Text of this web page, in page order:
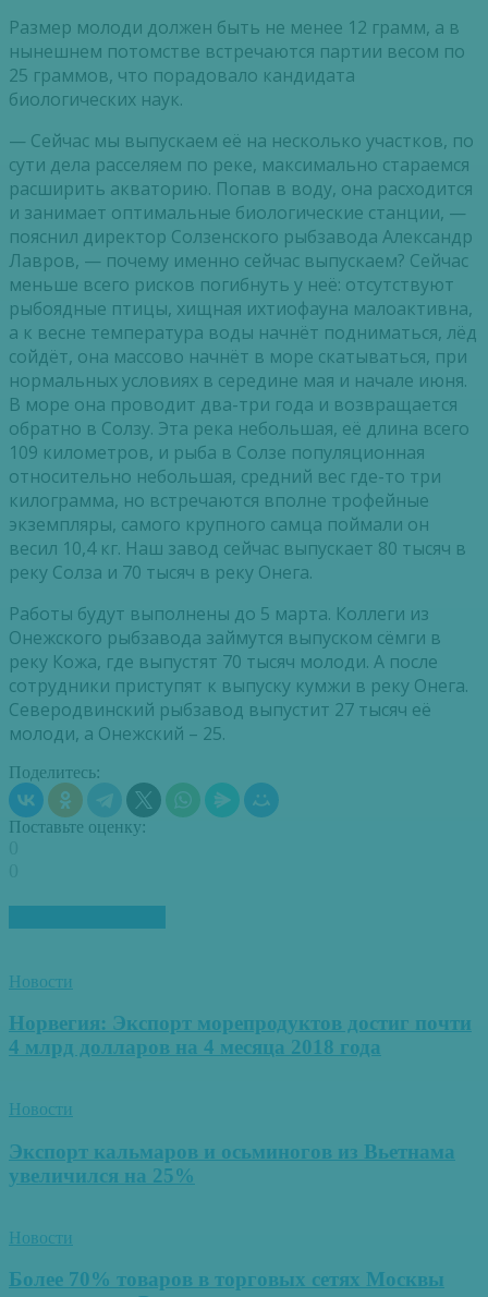
Размер молоди должен быть не менее 12 грамм, а в
нынешнем потомстве встречаются партии весом по
25 граммов, что порадовало кандидата
биологических наук.
— Сейчас мы выпускаем её на несколько участков, по
сути дела расселяем по реке, максимально стараемся
расширить акваторию. Попав в воду, она расходится
и занимает оптимальные биологические станции, —
пояснил директор Солзенского рыбзавода Александр
Лавров, — почему именно сейчас выпускаем? Сейчас
меньше всего рисков погибнуть у неё: отсутствуют
рыбоядные птицы, хищная ихтиофауна малоактивна,
а к весне температура воды начнёт подниматься, лёд
сойдёт, она массово начнёт в море скатываться, при
нормальных условиях в середине мая и начале июня.
В море она проводит два-три года и возвращается
обратно в Солзу. Эта река небольшая, её длина всего
109 километров, и рыба в Солзе популяционная
относительно небольшая, средний вес где-то три
килограмма, но встречаются вполне трофейные
экземпляры, самого крупного самца поймали он
весил 10,4 кг. Наш завод сейчас выпускает 80 тысяч в
реку Солза и 70 тысяч в реку Онега.
Работы будут выполнены до 5 марта. Коллеги из
Онежского рыбзавода займутся выпуском сёмги в
реку Кожа, где выпустят 70 тысяч молоди. А после
сотрудники приступят к выпуску кумжи в реку Онега.
Северодвинский рыбзавод выпустит 27 тысяч её
молоди, а Онежский – 25.
Поделитесь:
Поставьте оценку:
Новости
Норвегия: Экспорт морепродуктов достиг почти
4 млрд долларов на 4 месяца 2018 года
Новости
Экспорт кальмаров и осьминогов из Вьетнама
увеличился на 25%
Новости
Более 70% товаров в торговых сетях Москвы